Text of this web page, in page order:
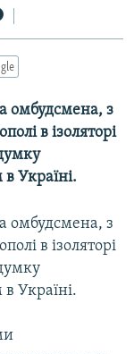
омбудсмена, з
в iзоляторі
Українi.
омбудсмена, з
в iзоляторі
Українi.